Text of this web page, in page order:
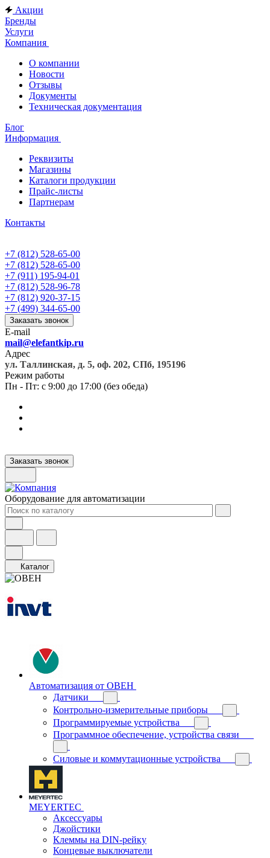
Акции
Бренды
Услуги
Компания
О компании
Новости
Отзывы
Документы
Техническая документация
Блог
Информация
Реквизиты
Магазины
Каталоги продукции
Прайс-листы
Партнерам
Контакты
+7 (812) 528-65-00
+7 (812) 528-65-00
+7 (911) 195-94-01
+7 (812) 528-96-78
+7 (812) 920-37-15
+7 (499) 344-65-00
Заказать звонок
E-mail
mail@elefantkip.ru
Адрес
ул. Таллинская, д. 5, оф. 202, СПб, 195196
Режим работы
Пн - Пт: с 9:00 до 17:00 (без обеда)
Заказать звонок
Оборудование для автоматизации
Каталог
Автоматизация от ОВЕН
Датчики
Контрольно-измерительные приборы
Программируемые устройства
Программное обеспечение, устройства связи
Силовые и коммутационные устройства
MEYERTEC
Аксессуары
Джойстики
Клеммы на DIN-рейку
Концевые выключатели